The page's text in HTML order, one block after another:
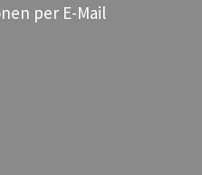
per E-Mail